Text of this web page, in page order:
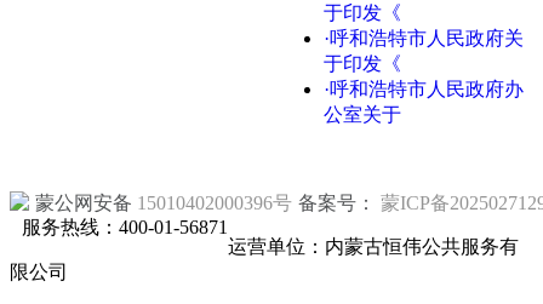
于印发《
·呼和浩特市人民政府关
于印发《
·呼和浩特市人民政府办
公室关于
蒙公网安备 15010402000396号 备案号：
蒙ICP备
服务热线：400-01-56871
运营单位：内蒙古恒伟公共服务有
限公司